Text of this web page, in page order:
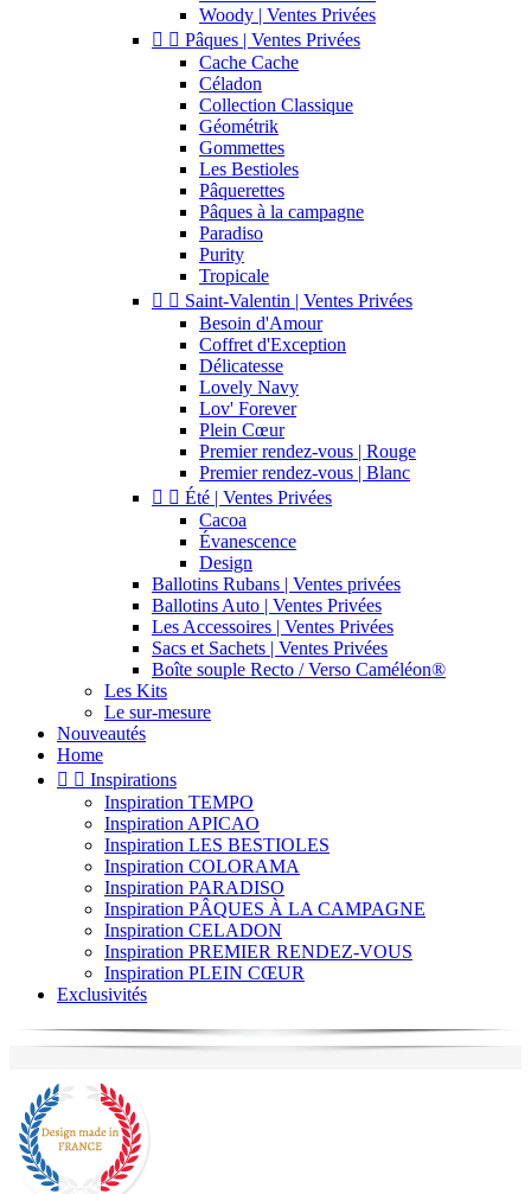
Woody | Ventes Privées
  Pâques | Ventes Privées
Cache Cache
Céladon
Collection Classique
Géométrik
Gommettes
Les Bestioles
Pâquerettes
Pâques à la campagne
Paradiso
Purity
Tropicale
  Saint-Valentin | Ventes Privées
Besoin d'Amour
Coffret d'Exception
Délicatesse
Lovely Navy
Lov' Forever
Plein Cœur
Premier rendez-vous | Rouge
Premier rendez-vous | Blanc
  Été | Ventes Privées
Cacoa
Évanescence
Design
Ballotins Rubans | Ventes privées
Ballotins Auto | Ventes Privées
Les Accessoires | Ventes Privées
Sacs et Sachets | Ventes Privées
Boîte souple Recto / Verso Caméléon®
Les Kits
Le sur-mesure
Nouveautés
Home
  Inspirations
Inspiration TEMPO
Inspiration APICAO
Inspiration LES BESTIOLES
Inspiration COLORAMA
Inspiration PARADISO
Inspiration PÂQUES À LA CAMPAGNE
Inspiration CELADON
Inspiration PREMIER RENDEZ-VOUS
Inspiration PLEIN CŒUR
Exclusivités